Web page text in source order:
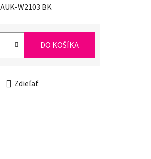
AUK-W2103 BK
DO KOŠÍKA
Zdieľať